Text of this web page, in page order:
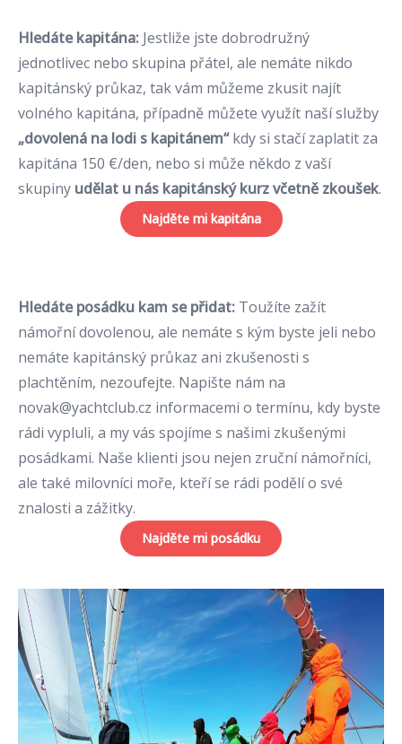
Hledáte kapitána: Jestliže jste dobrodružný
jednotlivec nebo skupina přátel, ale nemáte nikdo
kapitánský průkaz, tak vám můžeme zkusit najít
volného kapitána, případně můžete využít naší služby
„dovolená na lodi s kapitánem“kdy si stačí zaplatit za
kapitána 150 €/den, nebo si může někdo z vaší
skupiny udělat u nás kapitánský kurz včetně zkoušek.
Najděte mi kapitána
Hledáte posádku kam se přidat: Toužíte zažít
námořní dovolenou, ale nemáte s kým byste jeli nebo
nemáte kapitánský průkaz ani zkušenosti s
plachtěním, nezoufejte. Napište nám na
novak@yachtclub.cz informacemi o termínu, kdy byste
rádi vypluli, a my vás spojíme s našimi zkušenými
posádkami. Naše klienti jsou nejen zruční námořníci,
ale také milovníci moře, kteří se rádi podělí o své
znalosti a zážitky.
Najděte mi posádku